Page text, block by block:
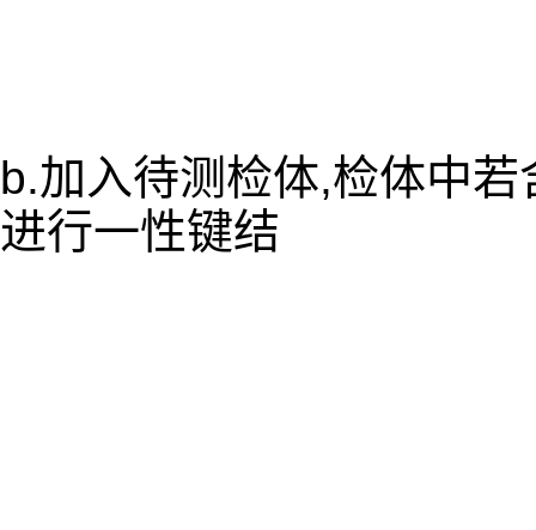
b.加入待测检体,检体中
进行一性键结